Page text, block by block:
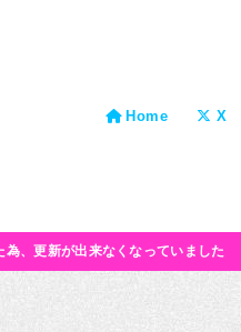
Home X
、更新が出来なくなっていました